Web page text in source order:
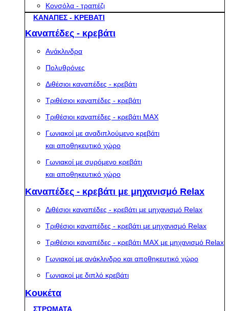
Κονσόλα - τραπέζι
ΚΑΝΑΠΕΣ - ΚΡΕΒΑΤΙ
Καναπέδες - κρεβάτι
Ανάκλινδρα
Πολυθρόνες
Διθέσιοι καναπέδες - κρεβάτι
Τριθέσιοι καναπέδες - κρεβάτι
Τριθέσιοι καναπέδες - κρεβάτι MAX
Γωνιακοί με αναδιπλούμενο κρεβάτι
και αποθηκευτικό χώρο
Γωνιακοί με συρόμενο κρεβάτι
και αποθηκευτικό χώρο
Καναπέδες - κρεβάτι με μηχανισμό Relax
Διθέσιοι καναπέδες - κρεβάτι με μηχανισμό Relax
Τριθέσιοι καναπέδες - κρεβάτι με μηχανισμό Relax
Τριθέσιοι καναπέδες - κρεβάτι MAX με μηχανισμό Relax
Γωνιακοί με ανάκλινδρο και αποθηκευτικό χώρο
Γωνιακοί με διπλό κρεβάτι
Κουκέτα
ΣΤΡΩΜΑΤΑ